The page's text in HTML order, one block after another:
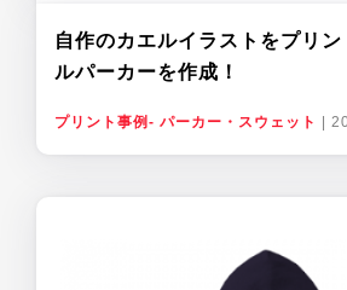
自作のカエルイラストをプリ
ルパーカーを作成！
プリント事例- パーカー・スウェット